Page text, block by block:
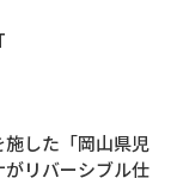
した「岡山県児
リバーシブル仕